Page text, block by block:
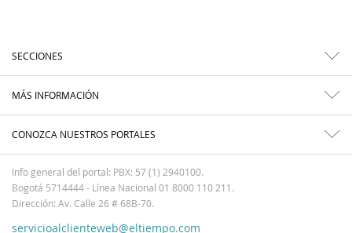
SECCIONES
MÁS INFORMACIÓN
CONOZCA NUESTROS PORTALES
Info general del portal: PBX: 57 (1) 2940100.
Bogotá 5714444 - Línea Nacional 01 8000 110 211.
Dirección: Av. Calle 26 # 68B-70.
servicioalclienteweb@eltiempo.com